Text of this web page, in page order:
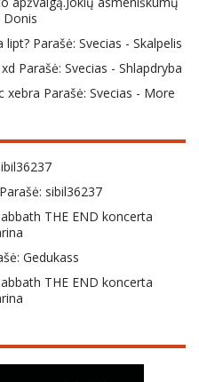
Donis
Parašė: Svecias - Skalpelis
Parašė: Svecias - Shlapdryba
xebra Parašė: Svecias - More
sibil36237
THE END koncerta
Gedukass
THE END koncerta